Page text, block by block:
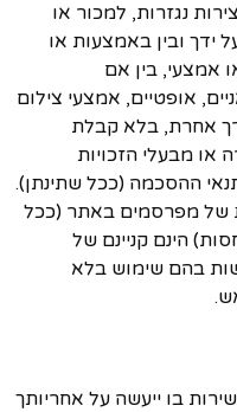
נגזרות, למכור או
ידך ובין באמצעות או
אמצעי, בין אם
אופטיים, אמצעי צילום
אחרת, בלא קבלת
מבעלי הזכויות
ההסכמה (ככל שתינתן).
של מפרסמים באתר (ככל
הינם קניינם של
בהם שימוש בלא
בו ייעשה על אחריותך